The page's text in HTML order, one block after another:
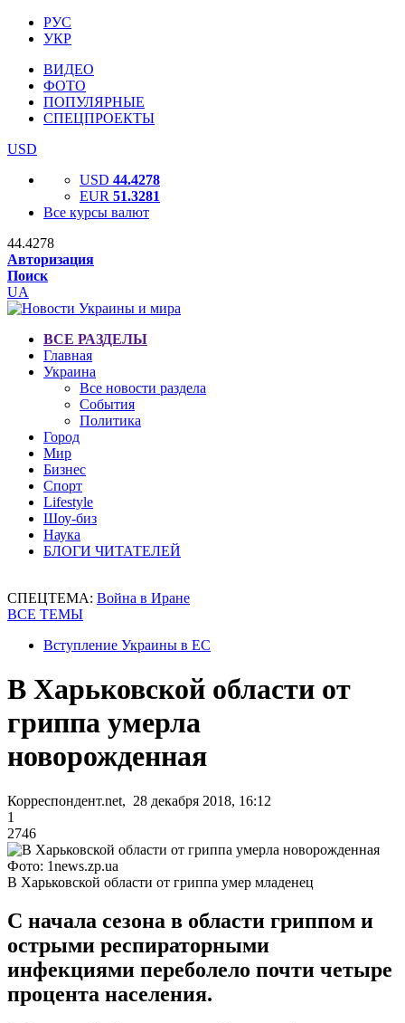
РУС
УКР
ВИДЕО
ФОТО
ПОПУЛЯРНЫЕ
СПЕЦПРОЕКТЫ
USD
USD 44.4278
EUR 51.3281
Все курсы валют
44.4278
Авторизация
Поиск
UA
ВСЕ РАЗДЕЛЫ
Главная
Украина
Все новости раздела
События
Политика
Город
Мир
Бизнес
Спорт
Lifestyle
Шоу-биз
Наука
БЛОГИ ЧИТАТЕЛЕЙ
СПЕЦТЕМА: Война в Иране
ВСЕ ТЕМЫ
Вступление Украины в ЕС
В Харьковской области от
гриппа умерла
новорожденная
Корреспондент.net, 28 декабря 2018, 16:12
1
2746
Фото: 1news.zp.ua
В Харьковской области от гриппа умер младенец
С начала сезона в области гриппом и
острыми респираторными
инфекциями переболело почти четыре
процента населения.